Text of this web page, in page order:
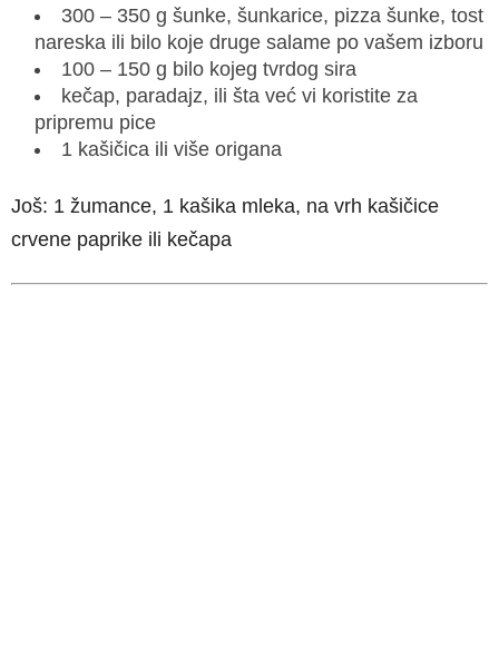
300 – 350 g šunke, šunkarice, pizza šunke, tost
nareska ili bilo koje druge salame po vašem izboru
100 – 150 g bilo kojeg tvrdog sira
kečap, paradajz, ili šta već vi koristite za
pripremu pice
1 kašičica ili više origana
Još: 1 žumance, 1 kašika mleka, na vrh kašičice
crvene paprike ili kečapa